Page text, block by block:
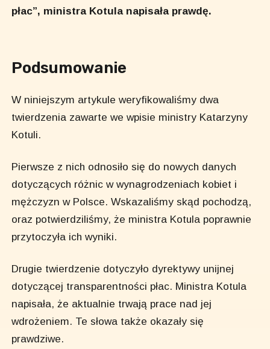
płac”, ministra Kotula napisała prawdę.
Podsumowanie
W niniejszym artykule weryfikowaliśmy dwa
twierdzenia zawarte we wpisie ministry Katarzyny
Kotuli.
Pierwsze z nich odnosiło się do nowych danych
dotyczących różnic w wynagrodzeniach kobiet i
mężczyzn w Polsce. Wskazaliśmy skąd pochodzą,
oraz potwierdziliśmy, że ministra Kotula poprawnie
przytoczyła ich wyniki.
Drugie twierdzenie dotyczyło dyrektywy unijnej
dotyczącej transparentności płac. Ministra Kotula
napisała, że aktualnie trwają prace nad jej
wdrożeniem. Te słowa także okazały się
prawdziwe.